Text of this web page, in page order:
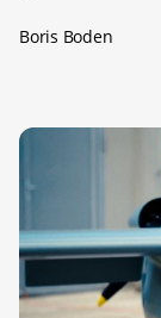
Boris Boden